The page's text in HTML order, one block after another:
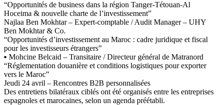
“Opportunités de business dans la région Tanger-Tétouan-Al
Hoceima & nouvelle charte de l’investissement”
Najlaa Ben Mokhtar – Expert-comptable / Audit Manager – UHY
Ben Mokhtar & Co.
“Opportunités d’investissement au Maroc : cadre juridique et fiscal
pour les investisseurs étrangers”
▪️ Mohcine Belcaid – Transitaire / Directeur général de Matranord
“Réglementation douanière et conditions logistiques pour exporter
vers le Maroc”
Jeudi 24 avril – Rencontres B2B personnalisées
Des entretiens bilatéraux ciblés ont été organisés entre les entreprises
espagnoles et marocaines, selon un agenda préétabli.